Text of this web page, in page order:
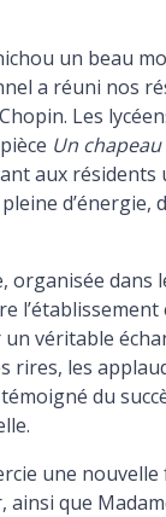
un beau
a réuni nos
Les
Un
aux résidents
d’énergie,
organisée dans
l’établissement
un véritable
rires, les
du
une nouvelle
ainsi que